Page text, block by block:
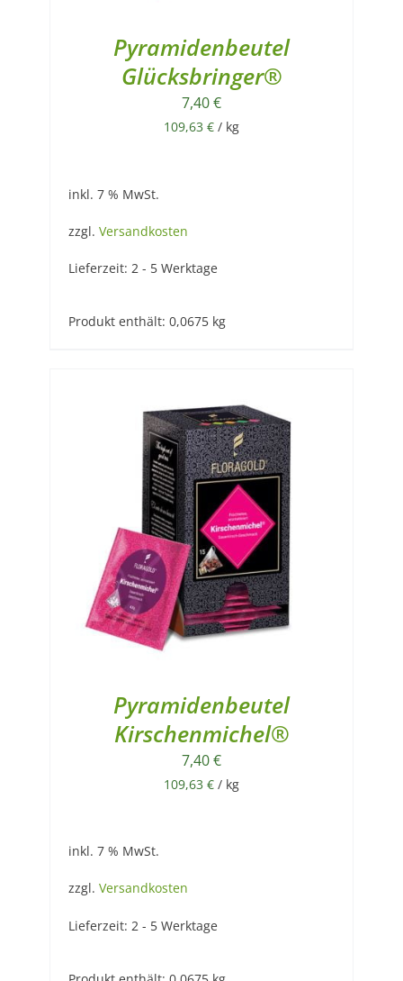
Pyramidenbeutel
Glücksbringer®
7,40€
109,63 € / kg
inkl. 7 % MwSt.
zzgl. Versandkosten
Lieferzeit: 2 - 5 Werktage
Produkt enthält: 0,0675 kg
Pyramidenbeutel
Kirschenmichel®
7,40€
109,63 € / kg
inkl. 7 % MwSt.
zzgl. Versandkosten
Lieferzeit: 2 - 5 Werktage